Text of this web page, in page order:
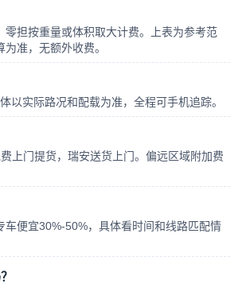
零担按重量或体积取大计费。上表为参考范
准，无额外收费。
以实际路况和配载为准，全程可手机追踪。
上门提货，瑞安送货上门。偏远区域附加费
车便宜30%-50%，具体看时间和线路匹配情